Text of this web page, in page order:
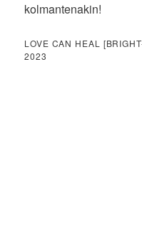
kolmantenakin!
LOVE CAN HEAL
2023